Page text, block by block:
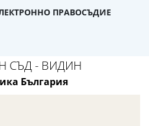
ПРАВОСЪДИЕ
СЪД - ВИДИН
България